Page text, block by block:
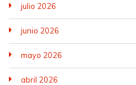
julio 2026
junio 2026
mayo 2026
abril 2026